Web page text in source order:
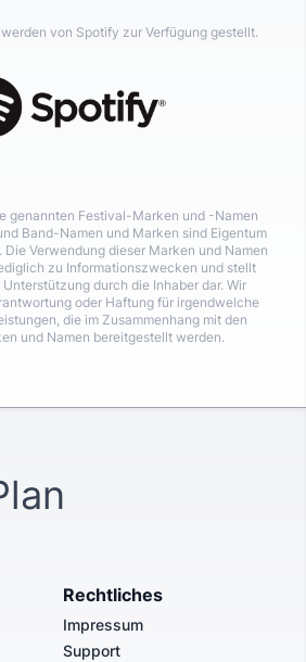
von Spotify zur Verfügung gestellt.
genannten Festival-Marken und -Namen
Band-Namen und Marken sind Eigentum
Die Verwendung dieser Marken und Namen
zu Informationszwecken und stellt
durch die Inhaber dar. Wir
oder Haftung für irgendwelche
die im Zusammenhang mit den
und Namen bereitgestellt werden.
Rechtliches
Impressum
Support